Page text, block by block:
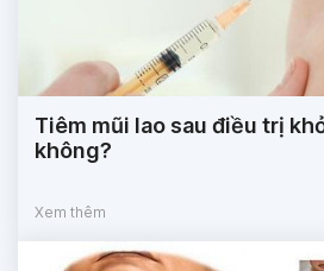
Tiêm mũi lao sau điều trị
không?
Xem thêm